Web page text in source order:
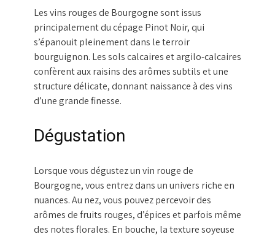
Les vins rouges de Bourgogne sont issus
principalement du cépage Pinot Noir, qui
s’épanouit pleinement dans le terroir
bourguignon. Les sols calcaires et argilo-calcaires
confèrent aux raisins des arômes subtils et une
structure délicate, donnant naissance à des vins
d’une grande finesse.
Dégustation
Lorsque vous dégustez un vin rouge de
Bourgogne, vous entrez dans un univers riche en
nuances. Au nez, vous pouvez percevoir des
arômes de fruits rouges, d’épices et parfois même
des notes florales. En bouche, la texture soyeuse